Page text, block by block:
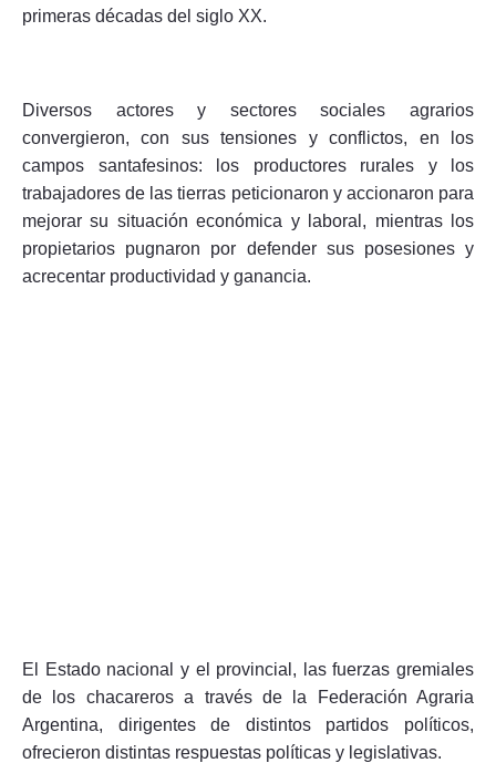
primeras décadas del siglo XX.
Diversos actores y sectores sociales agrarios
convergieron, con sus tensiones y conflictos, en los
campos santafesinos: los productores rurales y los
trabajadores de las tierras peticionaron y accionaron para
mejorar su situación económica y laboral, mientras los
propietarios pugnaron por defender sus posesiones y
acrecentar productividad y ganancia.
El Estado nacional y el provincial, las fuerzas gremiales
de los chacareros a través de la Federación Agraria
Argentina, dirigentes de distintos partidos políticos,
ofrecieron distintas respuestas políticas y legislativas.